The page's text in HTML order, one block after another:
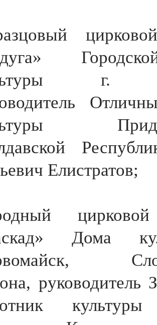
г.
Елистратов;
цирковой
Дома
руководитель
культуры